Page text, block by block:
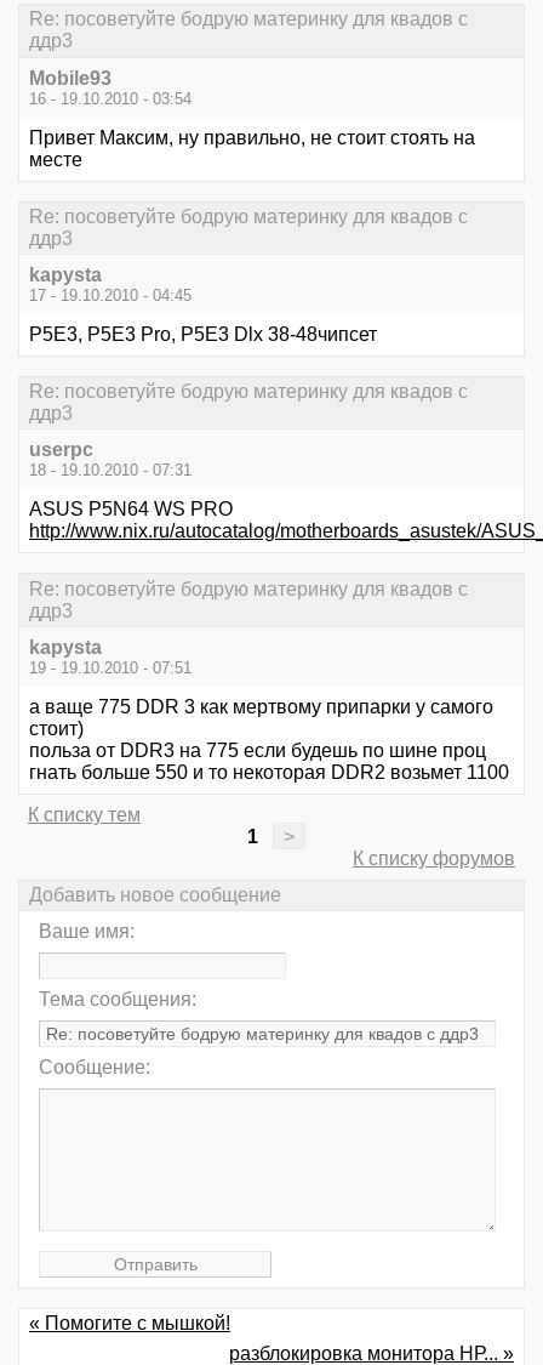
Re: посоветуйте бодрую материнку для квадов с
ддр3
Mobile93
16 - 19.10.2010 - 03:54
Привет Максим, ну правильно, не стоит стоять на
месте
Re: посоветуйте бодрую материнку для квадов с
ддр3
kapysta
17 - 19.10.2010 - 04:45
P5E3, P5Е3 Pro, P5E3 Dlx 38-48чипсет
Re: посоветуйте бодрую материнку для квадов с
ддр3
userpc
18 - 19.10.2010 - 07:31
ASUS P5N64 WS PRO
http://www.nix.ru/autocatalog/motherboards_asustek/
Re: посоветуйте бодрую материнку для квадов с
ддр3
kapysta
19 - 19.10.2010 - 07:51
а ваще 775 DDR 3 как мертвому припарки у самого
стоит)
польза от DDR3 на 775 если будешь по шине проц
гнать больше 550 и то некоторая DDR2 возьмет 1100
К списку тем
1
>
К списку форумов
Добавить новое сообщение
Ваше имя:
Тема сообщения:
Сообщение:
« Помогите с мышкой!
разблокировка монитора НР... »